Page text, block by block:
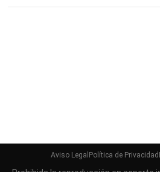
Aviso Legal Política de Privacidad